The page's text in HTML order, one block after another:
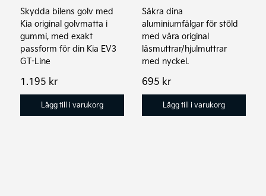
Skydda bilens golv med
Kia original golvmatta i
gummi, med exakt
passform för din Kia EV3
GT-Line
1.195 kr
Lägg till i varukorg
Säkra dina
aluminiumfälgar för stöld
med våra original
låsmuttrar/hjulmuttrar
med nyckel.
695 kr
Lägg till i varukorg